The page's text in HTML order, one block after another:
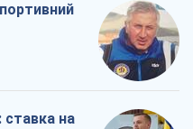
ставка на